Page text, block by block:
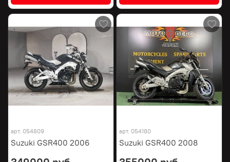
арт. 054809
Suzuki GSR400 2006
арт. 054180
Suzuki GSR400 2008